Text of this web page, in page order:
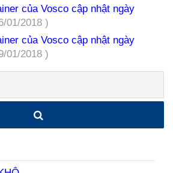
của Vosco cập nhật ngày
01/2018 )
của Vosco cập nhật ngày
01/2018 )